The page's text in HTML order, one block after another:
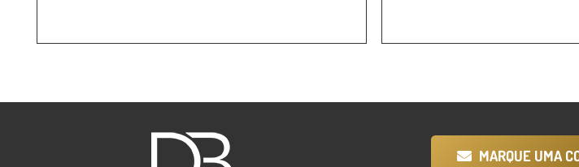
MARQUE UMA